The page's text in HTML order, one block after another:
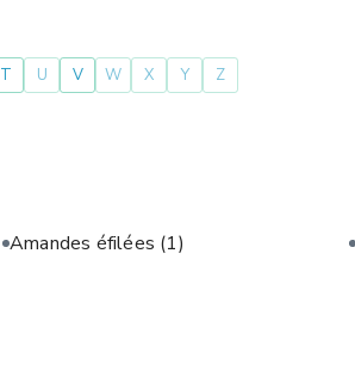
T U V W X Y Z
Amandes éfilées (1)